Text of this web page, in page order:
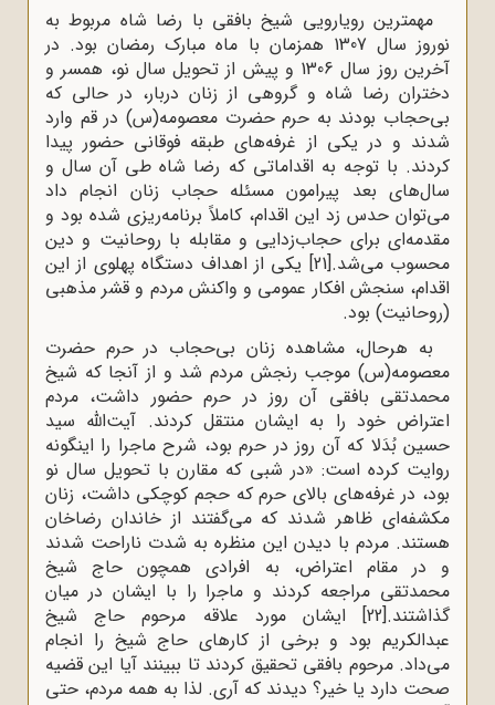
مهمترین رویارویی شیخ بافقی با رضا شاه مربوط به
نوروز سال 1307 همزمان با ماه مبارک رمضان بود. در
آخرین روز سال 1306 و پیش از تحویل سال نو، همسر و
دختران رضا شاه و گروهی از زنان دربار، در حالی که
بی‌حجاب بودند به حرم حضرت معصومه(س) در قم وارد
شدند و در یکی‌ از غرفه‌های‌ طبقه‌ فوقانی حضور پیدا
کردند. با توجه به اقداماتی که رضا شاه طی آن سال و
سال‌های بعد پیرامون مسئله حجاب زنان انجام داد
می‌توان حدس زد این اقدام، کاملاً برنامه‌ریزی شده بود و
مقدمه‌ای برای حجاب‌زدایی و مقابله با روحانیت و دین
محسوب می‌شد.[21]
یکی از اهداف دستگاه پهلوی از این
اقدام، سنجش افکار عمومی و واکنش مردم و قشر مذهبی
(روحانیت) بود.
به هرحال، مشاهده زنان بی‌حجاب در حرم حضرت
معصومه(س) موجب رنجش مردم شد و از آنجا که شیخ
محمدتقی بافقی آن روز در حرم حضور داشت، مردم
اعتراض خود را به ایشان منتقل کردند. آیت‌الله سید
حسین بُدَلا که آن روز در حرم بود، شرح ماجرا را اینگونه
روایت کرده است: «در شبى که مقارن با تحویل سال نو
بود، در غرفه‌هاى بالاى حرم که حجم کوچکى داشت، زنان
مکشفه‌اى ظاهر شدند که مى‌گفتند از خاندان رضاخان
هستند. مردم با دیدن این منظره به شدت ناراحت شدند
و در مقام اعتراض، به افرادى همچون حاج شیخ
محمدتقى مراجعه کردند و ماجرا را با ایشان در میان
گذاشتند.[22]
ایشان مورد علاقه مرحوم حاج شیخ
عبدالکریم بود و برخى از کارهاى حاج شیخ را انجام
مى‌داد. مرحوم بافقى تحقیق کردند تا ببینند آیا این قضیه
صحت دارد یا خیر؟ دیدند که آرى. لذا به همه مردم، حتى